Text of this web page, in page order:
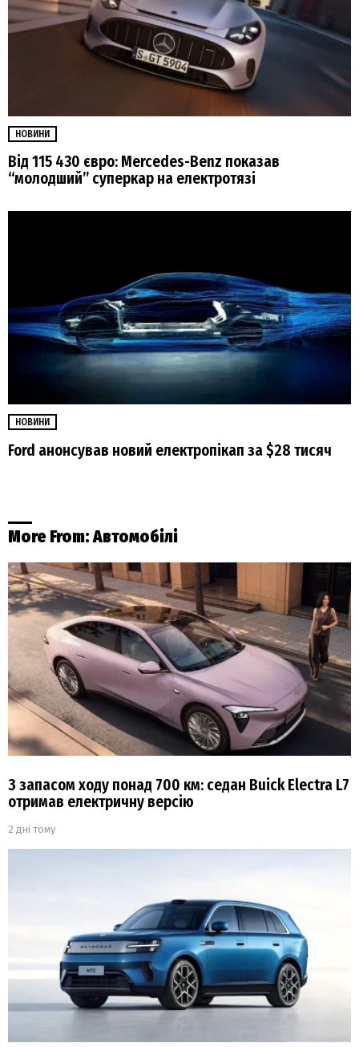
НОВИНИ
Від 115 430 євро: Mercedes-Benz показав
“молодший” суперкар на електротязі
НОВИНИ
Ford анонсував новий електропікап за $28 тисяч
More From:Автомобілі
З запасом ходу понад 700 км: седан Buick Electra L7
отримав електричну версію
2 дні тому